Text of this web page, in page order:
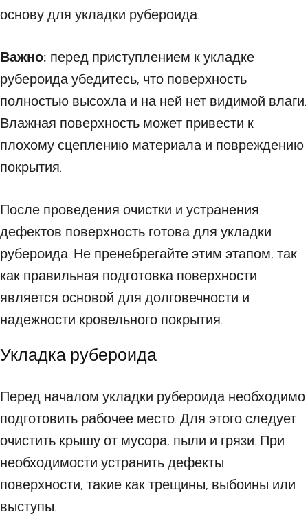
основу для укладки рубероида.
Важно: перед приступлением к укладке
рубероида убедитесь, что поверхность
полностью высохла и на ней нет видимой влаги.
Влажная поверхность может привести к
плохому сцеплению материала и повреждению
покрытия.
После проведения очистки и устранения
дефектов поверхность готова для укладки
рубероида. Не пренебрегайте этим этапом, так
как правильная подготовка поверхности
является основой для долговечности и
надежности кровельного покрытия.
Укладка рубероида
Перед началом укладки рубероида необходимо
подготовить рабочее место. Для этого следует
очистить крышу от мусора, пыли и грязи. При
необходимости устранить дефекты
поверхности, такие как трещины, выбоины или
выступы.